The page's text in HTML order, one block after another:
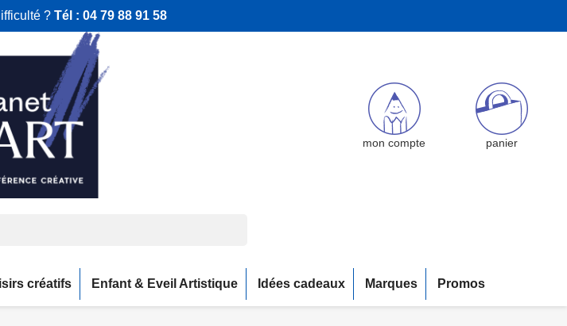
? Tél : 04 79 88 91 58
mon compte panier
créatifs Enfant & Eveil Artistique Idées cadeaux Marques Promos